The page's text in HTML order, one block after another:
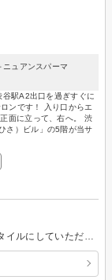
ュアンスパーマ
駅A2出口を過ぎすぐに
ンです！ 入り口からエ
面に立って、右へ。 渋
さ）ビル」の5階が当サ